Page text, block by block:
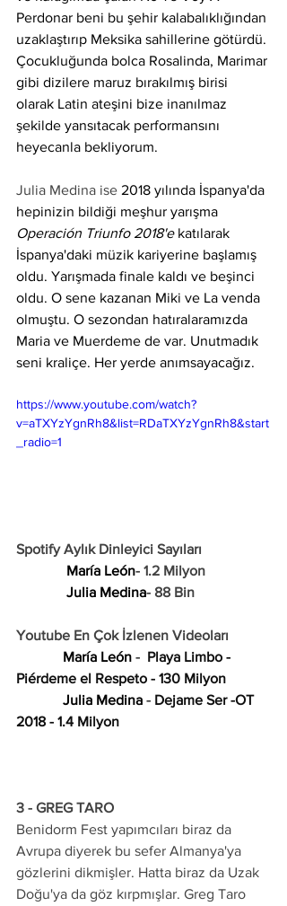
Perdonar beni bu şehir kalabalıklığından
uzaklaştırıp Meksika sahillerine götürdü.
Çocukluğunda bolca Rosalinda, Marimar
gibi dizilere maruz bırakılmış birisi
olarak Latin ateşini bize inanılmaz
şekilde yansıtacak performansını
heyecanla bekliyorum.
Julia Medina ise 2018 yılında İspanya'da
hepinizin bildiği meşhur yarışma
Operación Triunfo 2018'e katılarak
İspanya'daki müzik kariyerine başlamış
oldu. Yarışmada finale kaldı ve beşinci
oldu. O sene kazanan Miki ve La venda
olmuştu. O sezondan hatıralaramızda
Maria ve Muerdeme de var. Unutmadık
seni kraliçe. Her yerde anımsayacağız.
https://www.youtube.com/watch?
v=aTXYzYgnRh8&list=RDaTXYzYgnRh8&start
_radio=1
Spotify Aylık Dinleyici Sayıları
María León- 1.2 Milyon
Julia Medina- 88 Bin
Youtube En Çok İzlenen Videoları
María León - Playa Limbo -
Piérdeme el Respeto - 130 Milyon
Julia Medina - Dejame Ser -OT
2018 - 1.4 Milyon
3 - GREG TARO
Benidorm Fest yapımcıları biraz da
Avrupa diyerek bu sefer Almanya'ya
gözlerini dikmişler. Hatta biraz da Uzak
Doğu'ya da göz kırpmışlar. Greg Taro